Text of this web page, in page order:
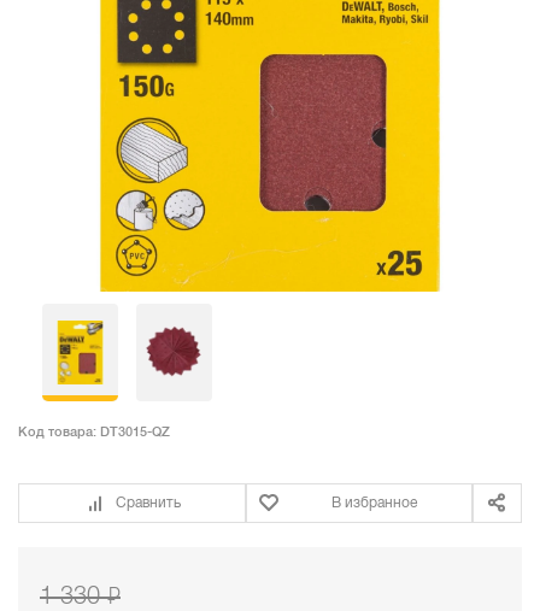
Код товара: DT3015-QZ
Сравнить В избранное
1 330 ₽